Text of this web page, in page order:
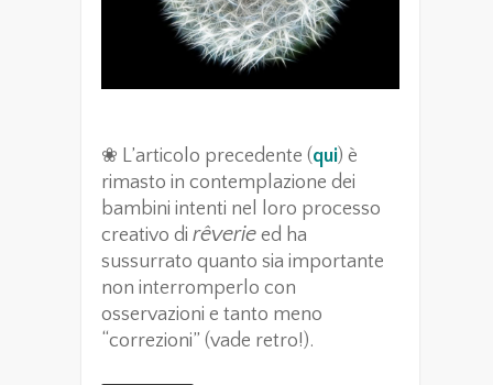
❀ L’articolo precedente (qui) è
rimasto in contemplazione dei
bambini intenti nel loro processo
creativo di rêverie ed ha
sussurrato quanto sia importante
non interromperlo con
osservazioni e tanto meno
“correzioni” (vade retro!).